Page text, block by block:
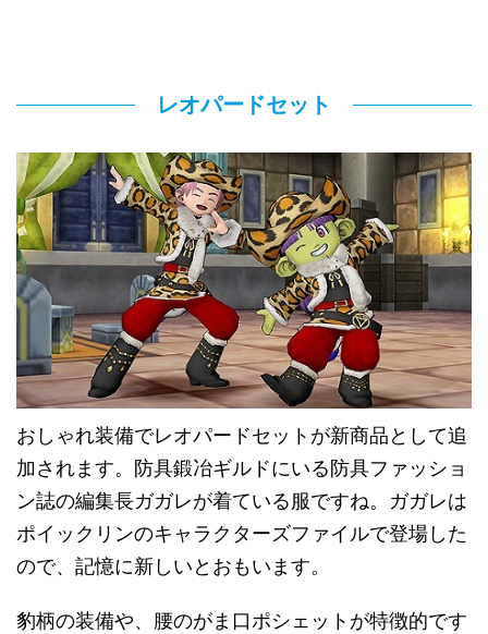
レオパードセット
おしゃれ装備でレオパードセットが新商品として追
加されます。防具鍛冶ギルドにいる防具ファッショ
ン誌の編集長ガガレが着ている服ですね。ガガレは
ポイックリンのキャラクターズファイルで登場した
ので、記憶に新しいとおもいます。
豹柄の装備や、腰のがま口ポシェットが特徴的です